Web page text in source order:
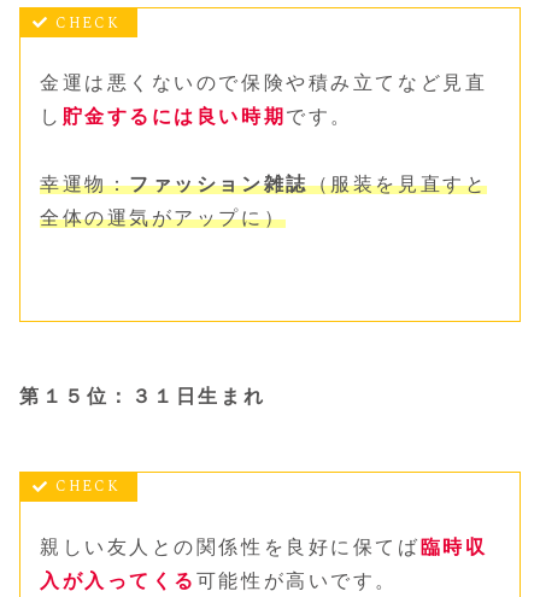
金運は悪くないので保険や積み立てなど見直
し 貯金するには良い時期 です。
幸運物：ファッション雑誌（服装を見直すと
全体の運気がアップに）
第１５位：３１日生まれ
親しい友人との関係性を良好に保てば 臨時収
入が入ってくる 可能性が高いです。